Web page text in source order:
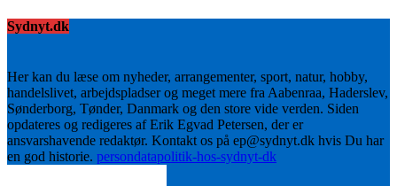
Sydnyt.dk
Her kan du læse om nyheder, arrangementer, sport, natur, hobby,
handelslivet, arbejdspladser og meget mere fra Aabenraa, Haderslev,
Sønderborg, Tønder, Danmark og den store vide verden. Siden
opdateres og redigeres af Erik Egvad Petersen, der er
ansvarshavende redaktør. Kontakt os på ep@sydnyt.dk hvis Du har
en god historie. persondatapolitik-hos-sydnyt-dk